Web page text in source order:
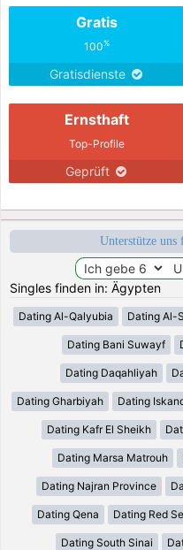
Gratis
100%
Gratisdienste
Ernsthaft
Top-Profile
Geprüft
Unterstütze uns
Singles finden in: Ägypten
Dating Al-Qalyubia Dating Al-
Dating Bani Suwayf
Dating Daqahliyah
Dating Gharbiyah Dating
Dating Kafr El Sheikh
Dating Marsa Matrouh
Dating Najran Province
Dating Qena Dating Red
Dating South Sinai